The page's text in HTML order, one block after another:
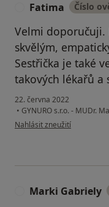
Fatima Číslo
Velmi doporučuji.
skvělým,
Sestřička je také
takových lékařů a
22. června 2022
• GYNURO s.r.o. - MUDr.
podle názoru uživatele
Nahlásit zneužití
Marki Gabriely